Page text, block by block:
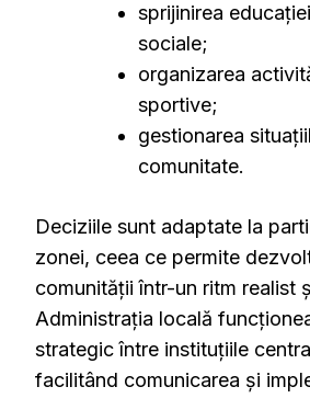
sprijinirea
sociale;
organizarea
sportive;
gestionarea
comunitate.
Deciziile sunt adaptate la
zonei, ceea ce permite
comunității într-un ritm realist
Administrația locală
strategic între instituțiile
facilitând comunicarea și